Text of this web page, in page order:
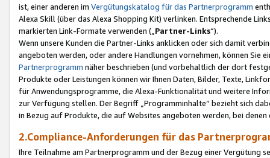
ist, einer anderen im Vergütungskatalog für das Partnerprogramm
Alexa Skill (über das Alexa Shopping Kit) verlinken. Entsprechende
markierten Link-Formate verwenden („ Partner-Links“).
Wenn unsere Kunden die Partner-Links anklicken oder sich damit
angeboten werden, oder andere Handlungen vornehmen, können Sie
Partnerprogramm näher beschrieben (und vorbehaltlich der dort
Produkte oder Leistungen können wir Ihnen Daten, Bilder, Texte,
für Anwendungsprogramme, die Alexa-Funktionalität und weitere
zur Verfügung stellen. Der Begriff „Programminhalte“ bezieht sich
in Bezug auf Produkte, die auf Websites angeboten werden, bei
2.Compliance-Anforderungen für das
Ihre Teilnahme am Partnerprogramm und der Bezug einer Vergütung